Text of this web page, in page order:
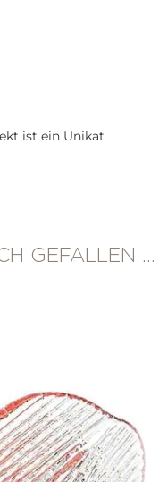
ist ein Unikat
GEFALLEN …